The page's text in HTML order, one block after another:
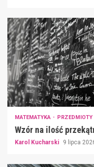
MATEMATYKA PRZEDMIOTY
Wzór na ilość
Karol Kucharski 9 lipca